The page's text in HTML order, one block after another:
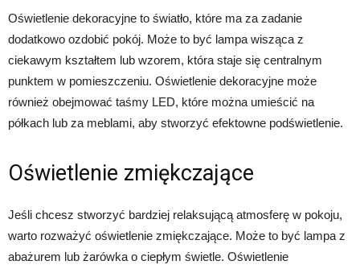
Oświetlenie dekoracyjne to światło, które ma za zadanie
dodatkowo ozdobić pokój. Może to być lampa wisząca z
ciekawym kształtem lub wzorem, która staje się centralnym
punktem w pomieszczeniu. Oświetlenie dekoracyjne może
również obejmować taśmy LED, które można umieścić na
półkach lub za meblami, aby stworzyć efektowne podświetlenie.
Oświetlenie zmiękczające
Jeśli chcesz stworzyć bardziej relaksującą atmosferę w pokoju,
warto rozważyć oświetlenie zmiękczające. Może to być lampa z
abażurem lub żarówka o ciepłym świetle. Oświetlenie